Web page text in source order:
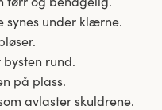
synes under klærne.
rund.
på plass.
avlaster skuldrene.